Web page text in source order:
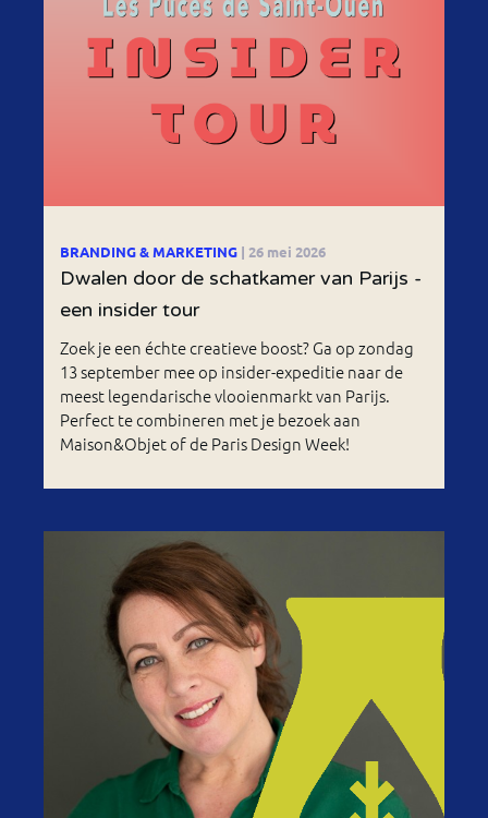
BRANDING & MARKETING | 26 mei 2026
Dwalen door de schatkamer van Parijs -
een insider tour
Zoek je een échte creatieve boost? Ga op zondag
13 september mee op insider-expeditie naar de
meest legendarische vlooienmarkt van Parijs.
Perfect te combineren met je bezoek aan
Maison&Objet of de Paris Design Week!